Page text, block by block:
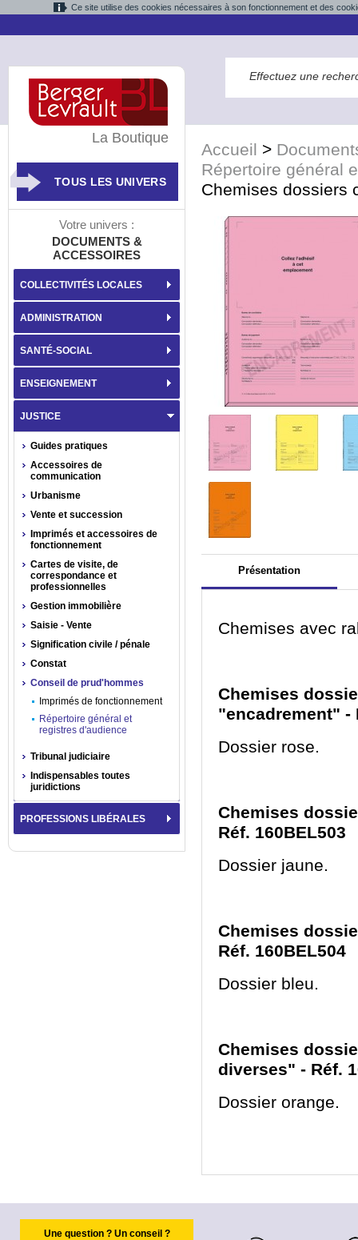
Ce site utilise des cookies nécessaires à son fonctionnement et des
Accueil >
Répertoire général
Chemises dossiers
Présentation
Chemises avec
Chemises
"encadrement" -
Dossier rose.
Chemises
Réf. 160BEL503
Dossier jaune.
Chemises
Réf. 160BEL504
Dossier bleu.
Chemises
diverses" - Réf.
Dossier orange.
La Boutique
TOUS LES UNIVERS
Votre univers :
DOCUMENTS &
ACCESSOIRES
COLLECTIVITÉS LOCALES
ADMINISTRATION
SANTÉ-SOCIAL
ENSEIGNEMENT
JUSTICE
Guides pratiques
Accessoires de
communication
Urbanisme
Vente et succession
Imprimés et accessoires de
fonctionnement
Cartes de visite, de
correspondance et
professionnelles
Gestion immobilière
Saisie - Vente
Signification civile / pénale
Constat
Conseil de prud'hommes
Imprimés de fonctionnement
Répertoire général et
registres d'audience
Tribunal judiciaire
Indispensables toutes
juridictions
PROFESSIONS LIBÉRALES
Une question ? Un conseil ?